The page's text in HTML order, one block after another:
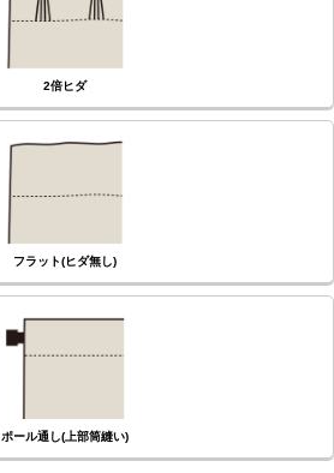
2倍ヒダ
フラット(ヒダ無し)
ポール通し(上部筒縫い)